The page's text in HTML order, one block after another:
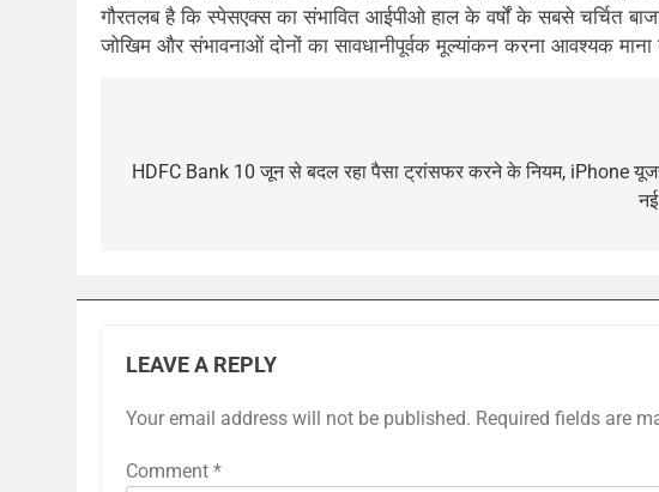
गौरतलब है कि स्पेसएक्स का संभावित आईपीओ हाल के वर्षों के सबसे चर्चित
जोखिम और संभावनाओं दोनों का सावधानीपूर्वक मूल्यांकन करना आवश्यक माना
navigation
HDFC Bank 10 जून से बदल रहा पैसा ट्रांसफर करने के नियम, iPhone
LEAVE A REPLY
Your email address will not be published. Required fields are
Comment *